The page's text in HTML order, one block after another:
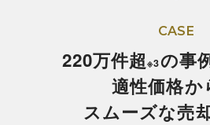
CASE
220万件超※3の事
適性価格か
スムーズな売